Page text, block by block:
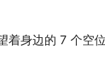
着身边的 7 个空